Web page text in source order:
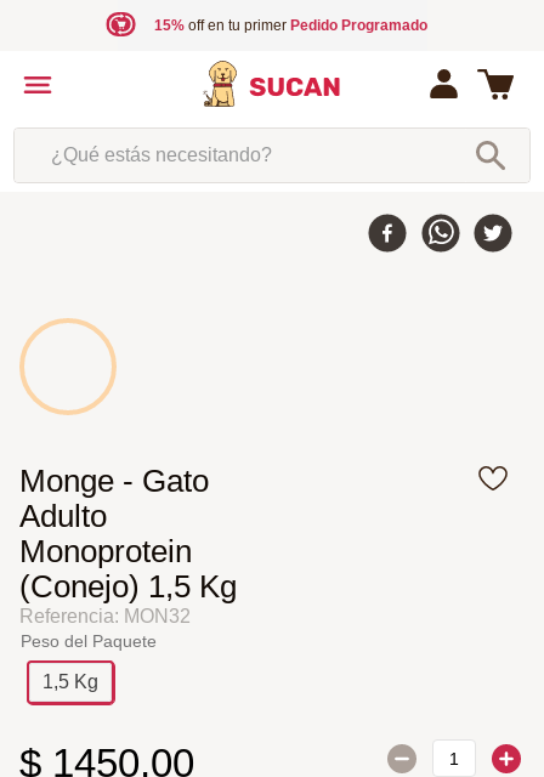
15%off en tu primer Pedido Programado
¿Qué estás necesitando?
Monge - Gato
Adulto
Monoprotein
(Conejo) 1,5 Kg
Referencia: MON32
Peso del Paquete
1,5 Kg
$ 1450,00